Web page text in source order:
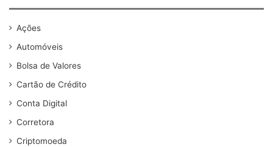
Ações
Automóveis
Bolsa de Valores
Cartão de Crédito
Conta Digital
Corretora
Criptomoeda